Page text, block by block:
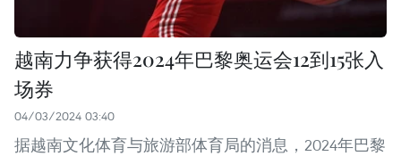
越南力争获得2024年巴黎奥运会12到15张入
场券
04/03/2024 03:40
据越南文化体育与旅游部体育局的消息，2024年巴黎